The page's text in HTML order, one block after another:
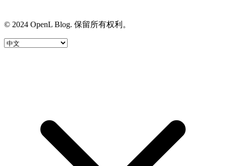
© 2024 OpenL Blog. 保留所有权利。